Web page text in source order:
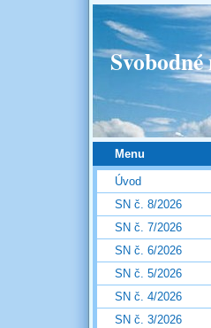
Menu
Úvod
SN č. 8/2026
SN č. 7/2026
SN č. 6/2026
SN č. 5/2026
SN č. 4/2026
SN č. 3/2026